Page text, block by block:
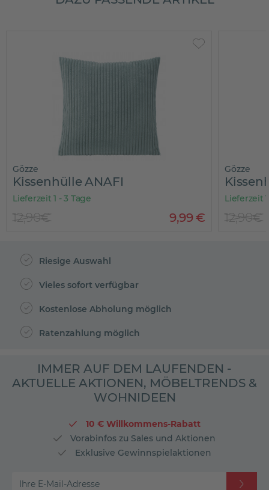
Gözze
Kissenhülle ANAFI
Lieferzeit 1 - 3 Tage
9,99€
12,90€
Gözze
Lieferzeit
12,90€
Riesige Auswahl
Vieles sofort verfügbar
Kostenlose Abholung möglich
Ratenzahlung möglich
IMMER AUF DEM LAUFENDEN -
AKTUELLE AKTIONEN, MÖBELTRENDS &
WOHNIDEEN
10 € Willkommens-Rabatt
Vorabinfos zu Sales und Aktionen
Exklusive Gewinnspielaktionen
Ihre E-Mail-Adresse